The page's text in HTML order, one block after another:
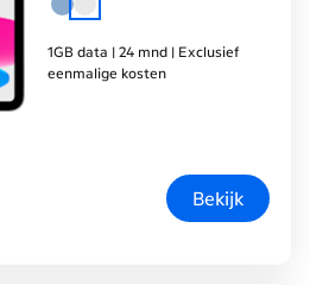
1GB data | 24 mnd | Exclusief
eenmalige kosten
Bekijk